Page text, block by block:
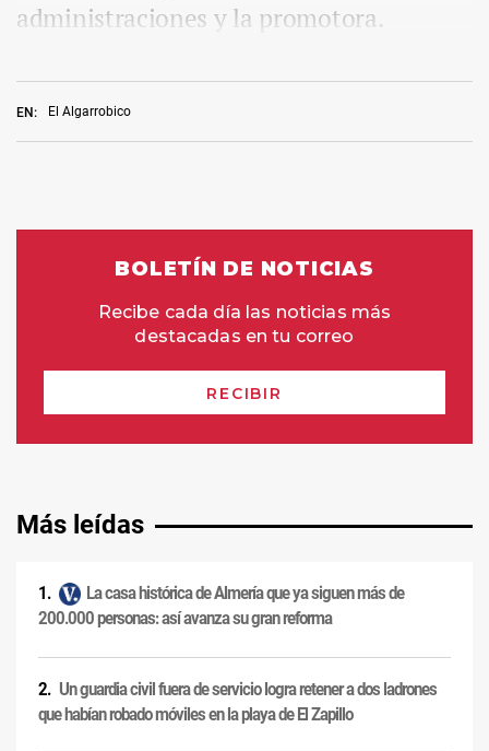
EN: El Algarrobico
administraciones y la promotora.
Más leídas
La casa histórica de Almería que ya siguen más de
200.000 personas: así avanza su gran reforma
Un guardia civil fuera de servicio logra retener a dos ladrones
que habían robado móviles en la playa de El Zapillo